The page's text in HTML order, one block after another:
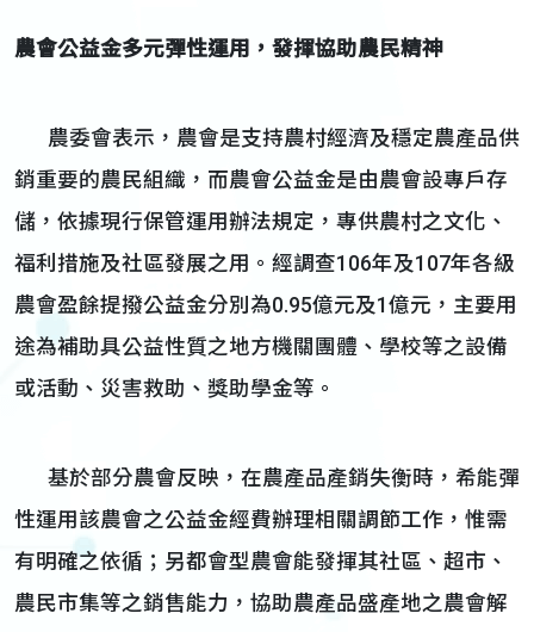
農會公益金多元彈性運用，發揮協助農民精神
農委會表示，農會是支持農村經濟及穩定農產品供
銷重要的農民組織，而農會公益金是由農會設專戶存
儲，依據現行保管運用辦法規定，專供農村之文化、
福利措施及社區發展之用。經調查106年及107年各級
農會盈餘提撥公益金分別為0.95億元及1億元，主要用
途為補助具公益性質之地方機關團體、學校等之設備
或活動、災害救助、獎助學金等。
基於部分農會反映，在農產品產銷失衡時，希能彈
性運用該農會之公益金經費辦理相關調節工作，惟需
有明確之依循；另都會型農會能發揮其社區、超市、
農民市集等之銷售能力，協助農產品盛產地之農會解